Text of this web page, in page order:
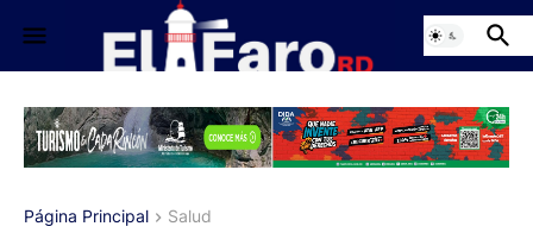
Página Principal Salud